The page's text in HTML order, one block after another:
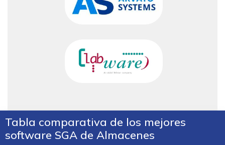
Tabla comparativa de los mejores
software SGA de Almacenes